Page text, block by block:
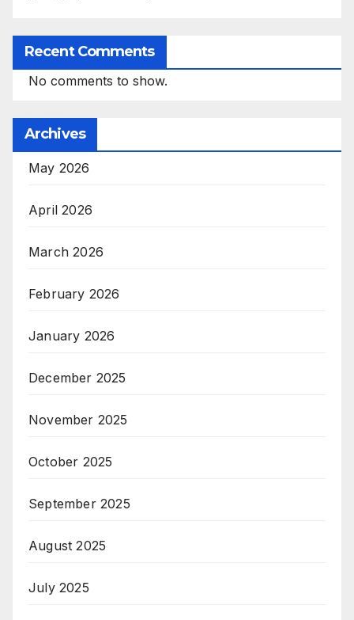
Recent Comments
No comments to show.
Archives
May 2026
April 2026
March 2026
February 2026
January 2026
December 2025
November 2025
October 2025
September 2025
August 2025
July 2025